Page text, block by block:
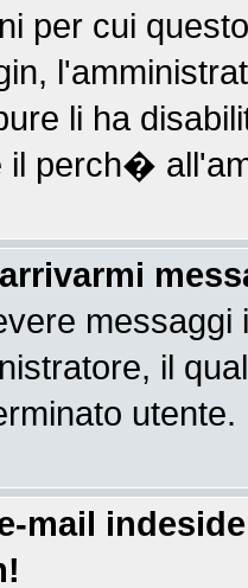
per cui
li ha
il perch�
il
utente.
mail